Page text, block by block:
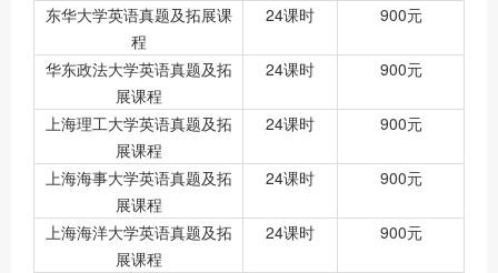
东华大学英语真题及拓展课
程
24课时 900元
华东政法大学英语真题及拓
展课程
24课时 900元
上海理工大学英语真题及拓
展课程
24课时 900元
上海海事大学英语真题及拓
展课程
24课时 900元
上海海洋大学英语真题及拓
展课程
24课时 900元